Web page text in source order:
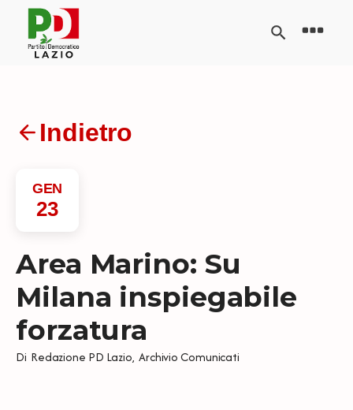
Indietro
GEN
23
Area Marino: Su
Milana inspiegabile
forzatura
Di Redazione PD Lazio, Archivio Comunicati